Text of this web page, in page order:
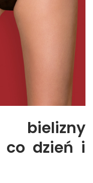
co dzień i